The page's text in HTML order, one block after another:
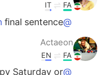
FA
IT
@Actaeon
final sentence
Actaeon
FA
EN
@Reni
Saturday or